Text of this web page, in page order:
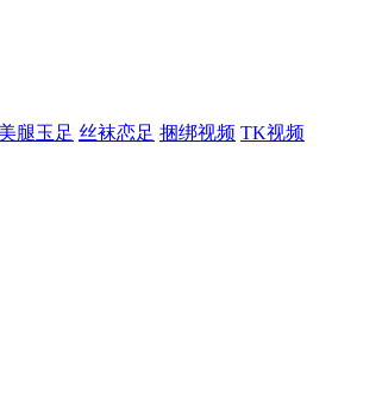
美腿玉足 丝袜恋足 捆绑视频 TK视频